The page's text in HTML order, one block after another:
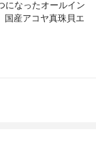
になったオールイン
国産アコヤ真珠貝エ